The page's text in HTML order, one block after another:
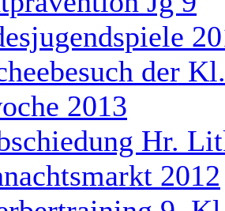
der
2013
Hr.
2012